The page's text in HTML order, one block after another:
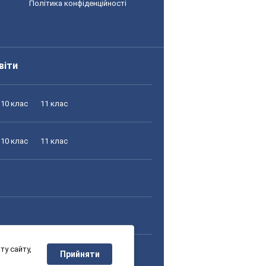
Політика конфіденційності
10 клас 11 клас
10 клас 11 клас
10 клас 11 клас
сайту,
Прийняти